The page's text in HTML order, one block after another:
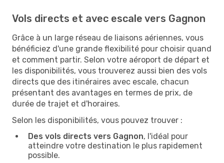
Vols directs et avec escale vers Gagnon
Grâce à un large réseau de liaisons aériennes, vous
bénéficiez d'une grande flexibilité pour choisir quand
et comment partir. Selon votre aéroport de départ et
les disponibilités, vous trouverez aussi bien des vols
directs que des itinéraires avec escale, chacun
présentant des avantages en termes de prix, de
durée de trajet et d'horaires.
Selon les disponibilités, vous pouvez trouver :
Des vols directs vers Gagnon, l'idéal pour
atteindre votre destination le plus rapidement
possible.